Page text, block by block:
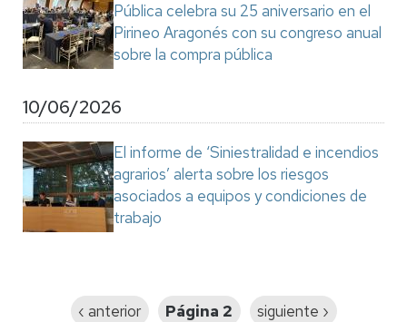
Pública celebra su 25 aniversario en el
Pirineo Aragonés con su congreso anual
sobre la compra pública
10/06/2026
El informe de ‘Siniestralidad e incendios
agrarios’ alerta sobre los riesgos
asociados a equipos y condiciones de
trabajo
Página
‹ anterior Página 2
Siguiente
siguiente ›